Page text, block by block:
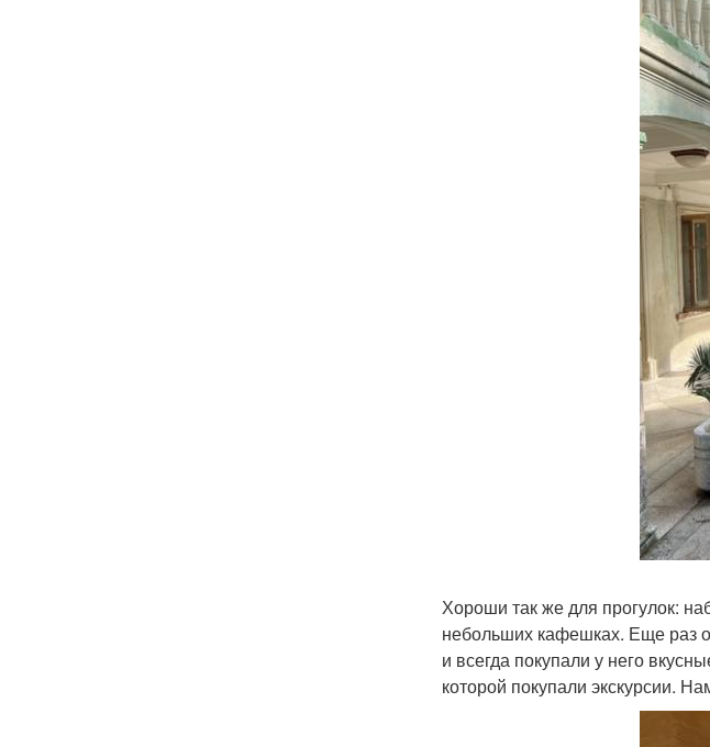
Хороши так же для прогулок:
небольших кафешках. Еще раз
и всегда покупали у него
которой покупали экскурсии.